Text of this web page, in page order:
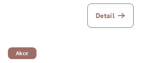
Detail
Akce